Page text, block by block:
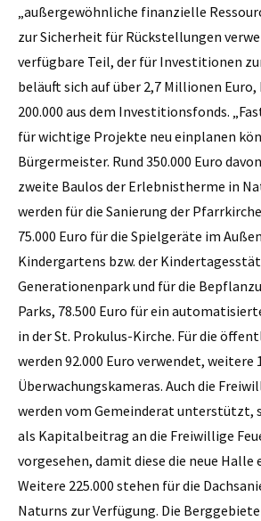
„außergewöhnliche finanzielle
zur Sicherheit für Rückstellungen
verfügbare Teil, der für Investitionen
beläuft sich auf über 2,7 Millionen
200.000 aus dem Investitionsfonds.
für wichtige Projekte neu einplanen
Bürgermeister. Rund 350.000 Euro
zweite Baulos der Erlebnistherme in
werden für die Sanierung der
75.000 Euro für die Spielgeräte im
Kindergartens bzw. der
Generationenpark und für die
Parks, 78.500 Euro für ein
in der St. Prokulus-Kirche. Für die
werden 92.000 Euro verwendet, weitere
Überwachungskameras. Auch die
werden vom Gemeinderat unterstützt,
als Kapitalbeitrag an die Freiwillige
vorgesehen, damit diese die neue Halle
Weitere 225.000 stehen für die
Naturns zur Verfügung. Die